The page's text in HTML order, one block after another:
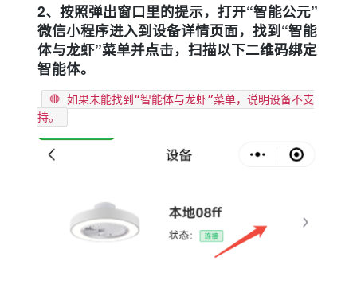
2、按照弹出窗口里的提示，打开“智能公元”
微信小程序进入到设备详情页面，找到“智能
体与龙虾”菜单并点击，扫描以下二维码绑定
智能体。
🛑 如果未能找到“智能体与龙虾”菜单，说明设备不支
持。